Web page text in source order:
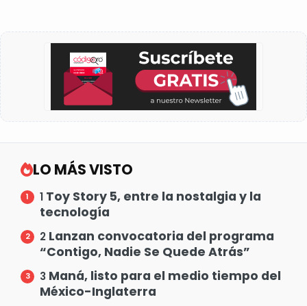
LO MÁS VISTO
1 Toy Story 5, entre la nostalgia y la
tecnología
2 Lanzan convocatoria del programa
“Contigo, Nadie Se Quede Atrás”
3 Maná, listo para el medio tiempo del
México-Inglaterra